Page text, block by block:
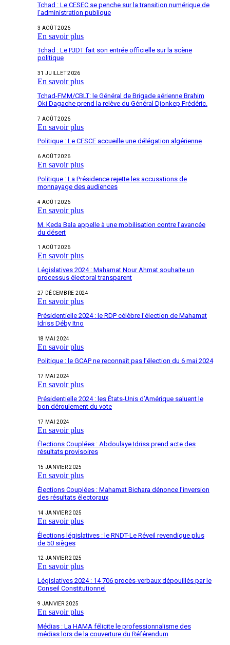
Tchad : Le CESEC se penche sur la transition numérique de
l’administration publique
3 AOÛT 2026
En savoir plus
Tchad : Le PJDT fait son entrée officielle sur la scène
politique
31 JUILLET 2026
En savoir plus
Tchad-FMM/CBLT: le Général de Brigade aérienne Brahim
Oki Dagache prend la relève du Général Djonkep Frédéric.
7 AOÛT 2026
En savoir plus
Politique : Le CESCE accueille une délégation algérienne
6 AOÛT 2026
En savoir plus
Politique : La Présidence rejette les accusations de
monnayage des audiences
4 AOÛT 2026
En savoir plus
M. Keda Bala appelle à une mobilisation contre l’avancée
du désert
1 AOÛT 2026
En savoir plus
Législatives 2024 : Mahamat Nour Ahmat souhaite un
processus électoral transparent
27 DÉCEMBRE 2024
En savoir plus
Présidentielle 2024 : le RDP célèbre l’élection de Mahamat
Idriss Déby Itno
18 MAI 2024
En savoir plus
Politique : le GCAP ne reconnaît pas l’élection du 6 mai 2024
17 MAI 2024
En savoir plus
Présidentielle 2024 : les États-Unis d’Amérique saluent le
bon déroulement du vote
17 MAI 2024
En savoir plus
Élections Couplées : Abdoulaye Idriss prend acte des
résultats provisoires
15 JANVIER 2025
En savoir plus
Élections Couplées : Mahamat Bichara dénonce l’inversion
des résultats électoraux
14 JANVIER 2025
En savoir plus
Élections législatives : le RNDT-Le Réveil revendique plus
de 50 sièges
12 JANVIER 2025
En savoir plus
Législatives 2024 : 14 706 procès-verbaux dépouillés par le
Conseil Constitutionnel
9 JANVIER 2025
En savoir plus
Médias : La HAMA félicite le professionnalisme des
médias lors de la couverture du Référendum